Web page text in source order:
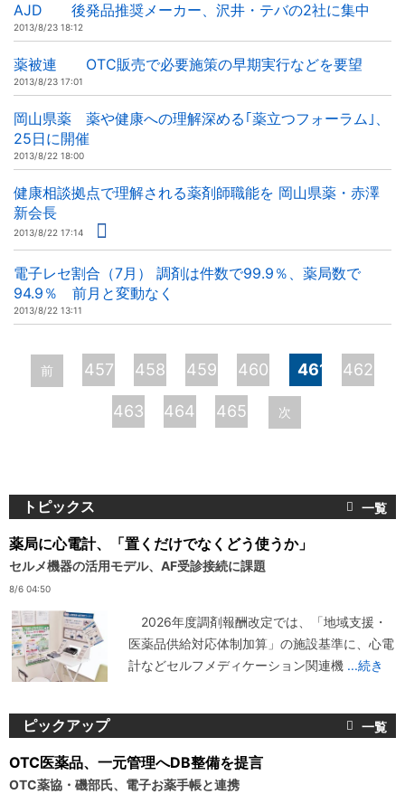
AJD 後発品推奨メーカー、沢井・テバの2社に集中
2013/8/23 18:12
薬被連 OTC販売で必要施策の早期実行などを要望
2013/8/23 17:01
岡山県薬 薬や健康への理解深める｢薬立つフォーラム｣、
25日に開催
2013/8/22 18:00
健康相談拠点で理解される薬剤師職能を 岡山県薬・赤澤
新会長
2013/8/22 17:14
電子レセ割合（7月） 調剤は件数で99.9％、薬局数で
94.9％ 前月と変動なく
2013/8/22 13:11
ペ
ー
前 457 458 459 460 461 462
463 464 465 次
トピックス
薬局に心電計、「置くだけでなくどう使うか」
セルメ機器の活用モデル、AF受診接続に課題
8/6 04:50
2026年度調剤報酬改定では、「地域支援・
医薬品供給対応体制加算」の施設基準に、心電
計などセルフメディケーション関連機 ...続き
ピックアップ
OTC医薬品、一元管理へDB整備を提言
OTC薬協・磯部氏、電子お薬手帳と連携